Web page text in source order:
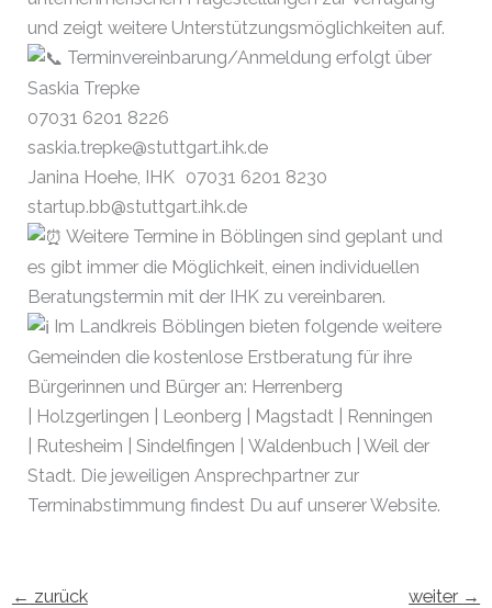
und zeigt weitere Unterstützungsmöglichkeiten auf.
Terminvereinbarung/Anmeldung erfolgt über
Saskia Trepke
07031 6201 8226
saskia.trepke@stuttgart.ihk.de
Janina Hoehe, IHK 07031 6201 8230
startup.bb@stuttgart.ihk.de
Weitere Termine in Böblingen sind geplant und
es gibt immer die Möglichkeit, einen individuellen
Beratungstermin mit der IHK zu vereinbaren.
Im Landkreis Böblingen bieten folgende weitere
Gemeinden die kostenlose Erstberatung für ihre
Bürgerinnen und Bürger an: Herrenberg
| Holzgerlingen | Leonberg | Magstadt | Renningen
| Rutesheim | Sindelfingen | Waldenbuch | Weil der
Stadt. Die jeweiligen Ansprechpartner zur
Terminabstimmung findest Du auf unserer Website.
← zurück weiter →